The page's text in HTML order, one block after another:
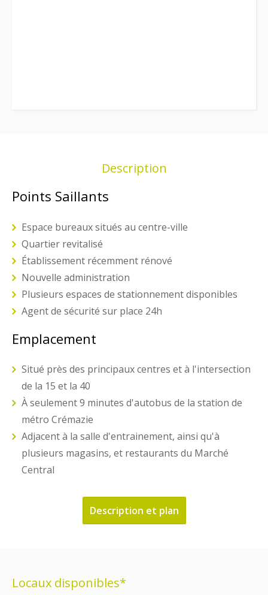
Description
Points Saillants
Espace bureaux situés au centre-ville
Quartier revitalisé
Établissement récemment rénové
Nouvelle administration
Plusieurs espaces de stationnement disponibles
Agent de sécurité sur place 24h
Emplacement
Situé près des principaux centres et à l'intersection
de la 15 et la 40
À seulement 9 minutes d'autobus de la station de
métro Crémazie
Adjacent à la salle d'entrainement, ainsi qu'à
plusieurs magasins, et restaurants du Marché
Central
Description et plan
Locaux disponibles*